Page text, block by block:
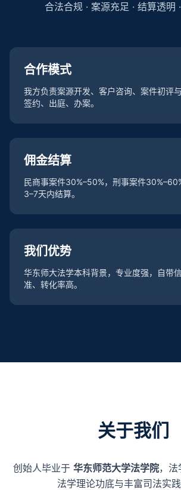
合法合规 · 案源充足 · 结算透明
合作模式
我方负责案源开发、客户咨询、案件初评
签约、出庭、办案。
佣金结算
民商事案件30%–50%，刑事案件
3–7天内结算。
我们优势
华东师大法学本科背景，专业度强，自带
准、转化率高。
关于我们
创始人毕业于 华东师范大学法学院，法
法学理论功底与丰富司法实践